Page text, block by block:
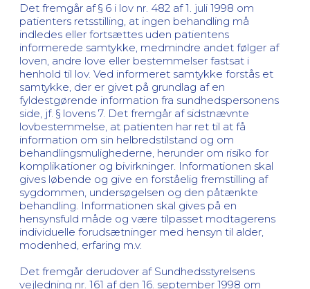
Det fremgår af § 6 i lov nr. 482 af 1. juli 1998 om
patienters retsstilling, at ingen behandling må
indledes eller fortsættes uden patientens
informerede samtykke, medmindre andet følger af
loven, andre love eller bestemmelser fastsat i
henhold til lov. Ved informeret samtykke forstås et
samtykke, der er givet på grundlag af en
fyldestgørende information fra sundhedspersonens
side, jf. § lovens 7. Det fremgår af sidstnævnte
lovbestemmelse, at patienten har ret til at få
information om sin helbredstilstand og om
behandlingsmulighederne, herunder om risiko for
komplikationer og bivirkninger. Informationen skal
gives løbende og give en forståelig fremstilling af
sygdommen, undersøgelsen og den påtænkte
behandling. Informationen skal gives på en
hensynsfuld måde og være tilpasset modtagerens
individuelle forudsætninger med hensyn til alder,
modenhed, erfaring m.v.
Det fremgår derudover af Sundhedsstyrelsens
vejledning nr. 161 af den 16. september 1998 om